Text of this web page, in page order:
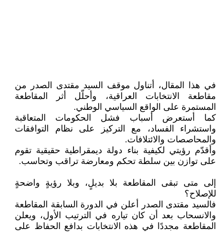
في هذا المقال، أتناول موقف السيد مقتدى الصدر من
مقاطعة الانتخابات العراقية، وأحلّل أثر المقاطعة
المستمرة على الواقع السياسي الوطني.
كما أستعرض أسباب فشل الحكومات المتعاقبة
واستشراء الفساد، مع التركيز على نظام التوافقات
والمحاصصات والائتلافات.
وأقدّم رؤيتي لكيفية بناء دولة ديمقراطية حقيقية تقوم
على توازن بين سلطة تحكم ومعارضة تراقب وتحاسب.
إلى متى تبقى المقاطعة بلا بديلٍ، وبلا رؤيةٍ واضحةٍ
للإصلاح؟
فالسيد مقتدى الصدر أعلن في الدورة السابقة المقاطعة
والانسحاب بعد أن كان تياره في الترتيب الأول، ويعلن
المقاطعة مجددًا في هذه الانتخابات بدافع الحفاظ على